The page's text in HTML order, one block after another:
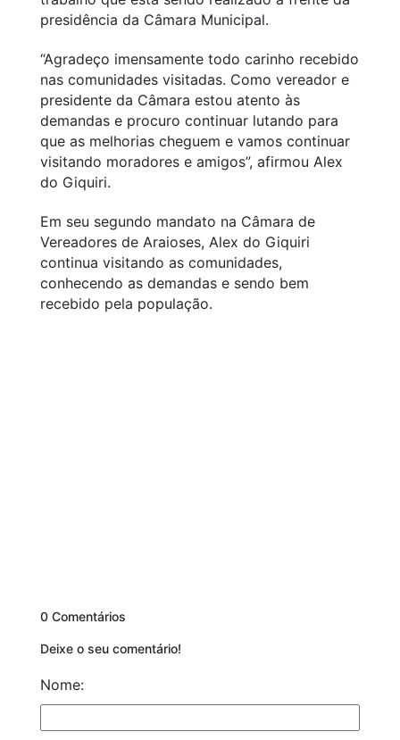
presidência da Câmara Municipal.
“Agradeço imensamente todo carinho recebido
nas comunidades visitadas. Como vereador e
presidente da Câmara estou atento às
demandas e procuro continuar lutando para
que as melhorias cheguem e vamos continuar
visitando moradores e amigos”, afirmou Alex
do Giquiri.
Em seu segundo mandato na Câmara de
Vereadores de Araioses, Alex do Giquiri
continua visitando as comunidades,
conhecendo as demandas e sendo bem
recebido pela população.
0 Comentários
Deixe o seu comentário!
Nome: